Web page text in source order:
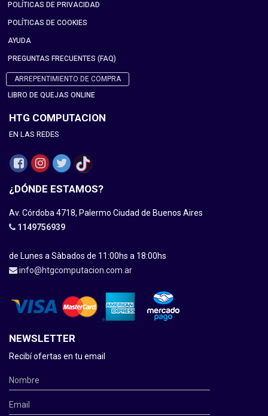
POLÍTICAS DE PRIVACIDAD
POLÍTICAS DE COOKIES
AYUDA
PREGUNTAS FRECUENTES (FAQ)
ARREPENTIMIENTO DE COMPRA
LIBRO DE QUEJAS ONLINE
HTG COMPUTACION
EN LAS REDES
¿DÓNDE ESTAMOS?
Av. Córdoba 4718, Palermo Ciudad de Buenos Aires
1149756939
de Lunes a Sàbados de 11:00hs a 18:00hs
info@htgcomputacion.com.ar
NEWSLETTER
Recibí ofertas en tu email